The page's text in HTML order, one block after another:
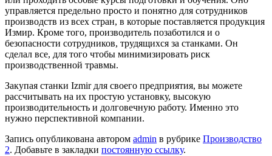
управляется предельно просто и понятно для сотрудников
производств из всех стран, в которые поставляется продукция
Измир. Кроме того, производитель позаботился и о
безопасности сотрудников, трудящихся за станками. Он
сделал все, для того чтобы минимизировать риск
производственной травмы.
Закупая станки Izmir для своего предприятия, вы можете
рассчитывать на их простую установку, высокую
производительность и долговечную работу. Именно это
нужно перспективной компании.
Запись опубликована автором admin в рубрике Производство
2. Добавьте в закладки постоянную ссылку.